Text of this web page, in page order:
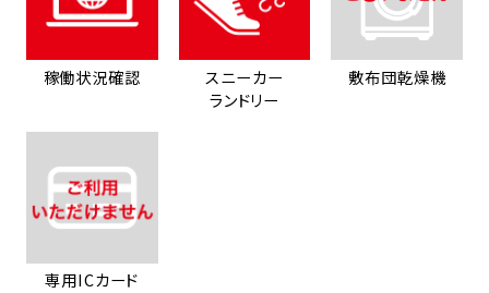
稼働状況確認
スニーカー
ランドリー
敷布団乾燥機
専用ICカード